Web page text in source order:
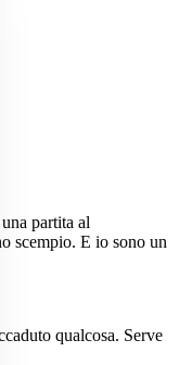
partita al
scempio. E io sono un
qualcosa. Serve